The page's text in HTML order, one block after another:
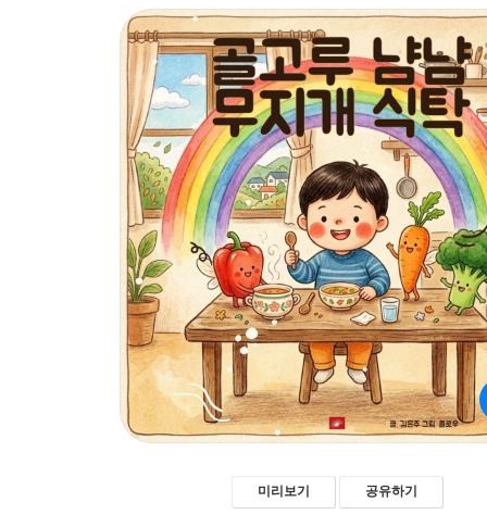
미리보기 공유하기